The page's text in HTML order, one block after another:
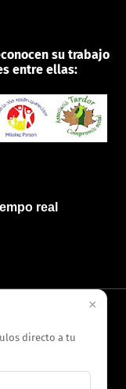
su trabajo
entre ellas:
real
DE PRIVACIDAD
×
directo a tu